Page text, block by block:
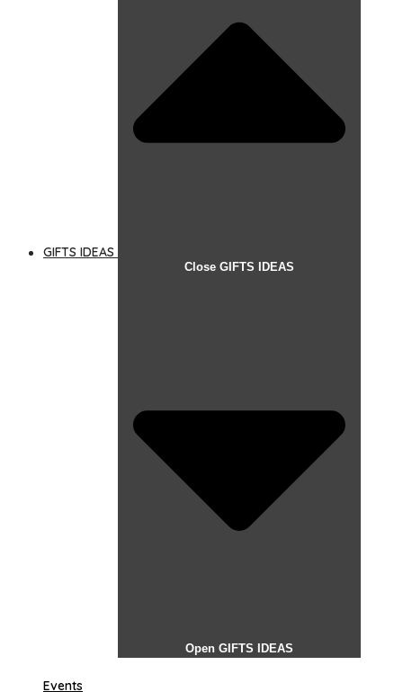
GIFTS IDEAS
Close GIFTS IDEAS
Open GIFTS IDEAS
Events